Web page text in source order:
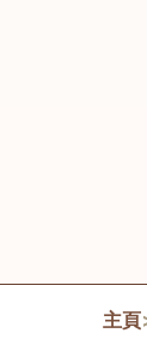
主頁